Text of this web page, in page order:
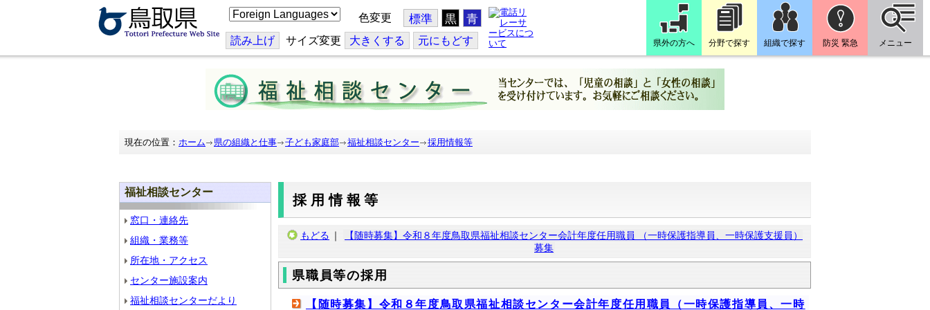
こ
の
ジ
を
訳
す
る
色変更 標準 黒 青
読み上げ サイズ変更 大きくする 元にもどす 県外の方へ 分野で探す 組織で探す 防災 緊急 メニュー
現在の位置： ホーム 県の組織と仕事 子ども家庭部 福祉相談センター 採用情報等
福祉相談センター
窓口・連絡先
組織・業務等
所在地・アクセス
センター施設案内
福祉相談センターだより
採用情報等
もどる ｜
【随時募集】令和８年度鳥取県福祉相談センター会計年度任用職員 （一時保護指導員、一時保護支援員）
募集
県職員等の採用
【随時募集】令和８年度鳥取県福祉相談センター会計年度任用職員（一時保護指導員、一時